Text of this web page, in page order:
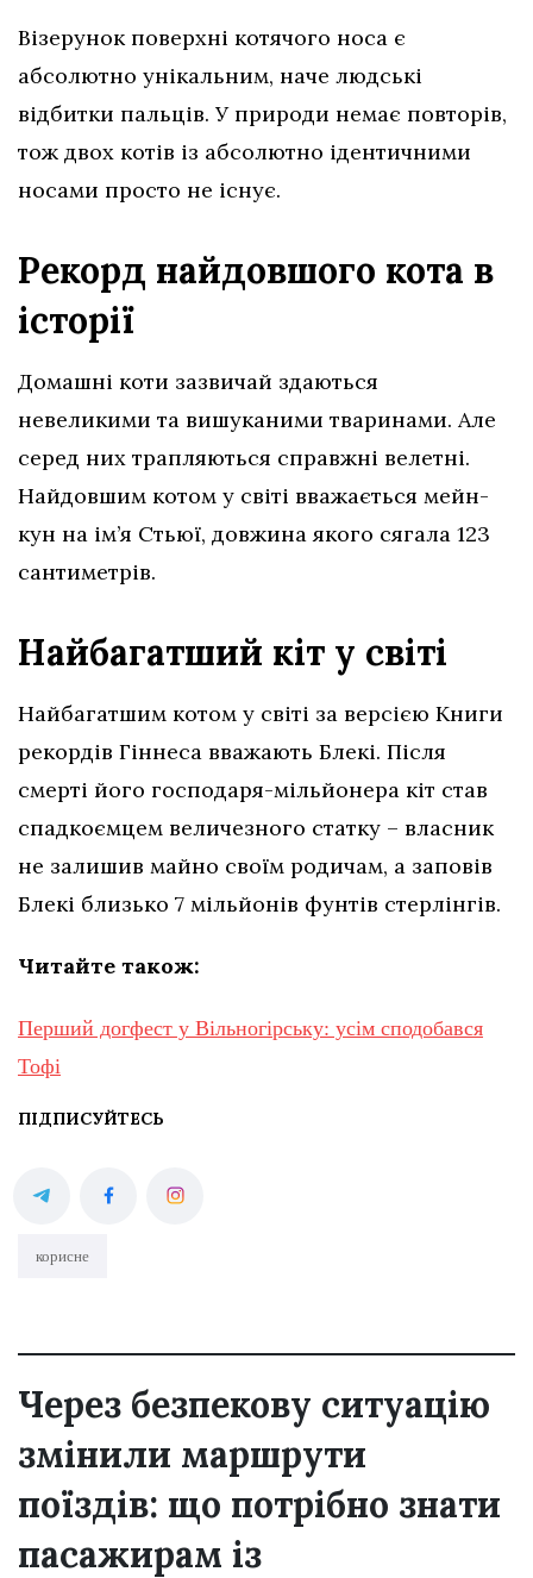
Візерунок поверхні котячого носа є
абсолютно унікальним, наче людські
відбитки пальців. У природи немає повторів,
тож двох котів із абсолютно ідентичними
носами просто не існує.
Рекорд найдовшого кота в
історії
Домашні коти зазвичай здаються
невеликими та вишуканими тваринами. Але
серед них трапляються справжні велетні.
Найдовшим котом у світі вважається мейн-
кун на ім’я Стьюї, довжина якого сягала 123
сантиметрів.
Найбагатший кіт у світі
Найбагатшим котом у світі за версією Книги
рекордів Гіннеса вважають Блекі. Після
смерті його господаря-мільйонера кіт став
спадкоємцем величезного статку – власник
не залишив майно своїм родичам, а заповів
Блекі близько 7 мільйонів фунтів стерлінгів.
Читайте також:
Перший догфест у Вільногірську: усім сподобався
Тофі
ПІДПИСУЙТЕСЬ
корисне
Через безпекову ситуацію
змінили маршрути
поїздів: що потрібно знати
пасажирам із